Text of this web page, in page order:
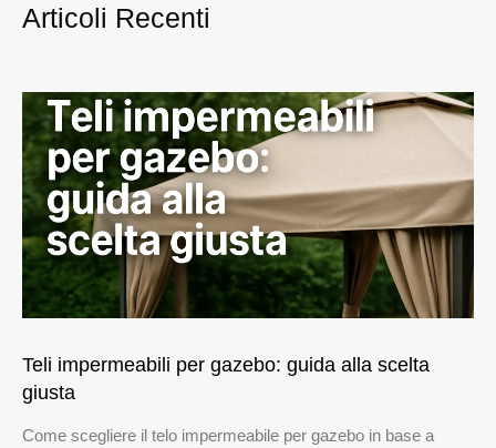
Articoli Recenti
Teli impermeabili per gazebo: guida alla scelta
giusta
Come scegliere il telo impermeabile per gazebo in base a